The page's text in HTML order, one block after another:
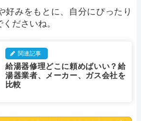
好みをもとに、自分にぴったり
ださいね。
関連記事
給湯器修理どこに頼めばいい？給
湯器業者、メーカー、ガス会社を
比較